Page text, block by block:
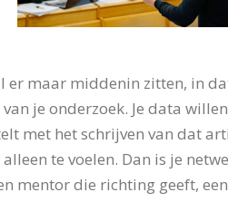
er maar middenin zitten, in
je onderzoek. Je data
met het schrijven van dat
te voelen. Dan is je
mentor die richting geeft,